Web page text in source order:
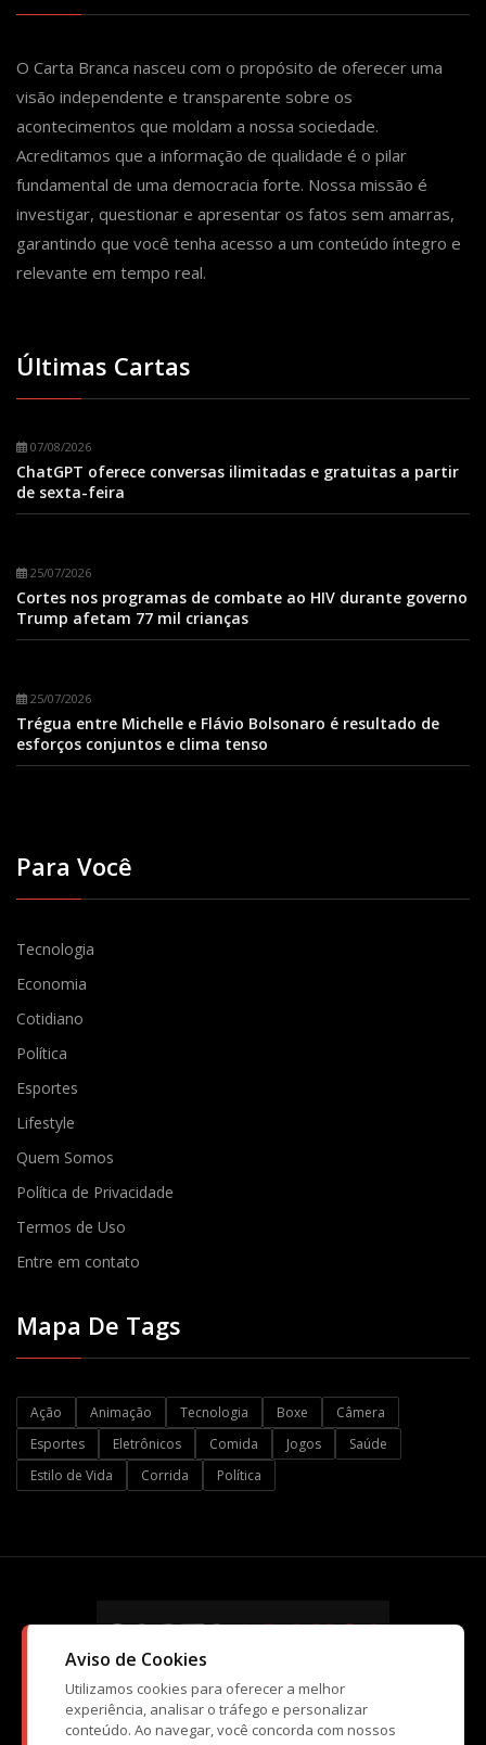
O Carta Branca nasceu com o propósito de oferecer uma
visão independente e transparente sobre os
acontecimentos que moldam a nossa sociedade.
Acreditamos que a informação de qualidade é o pilar
fundamental de uma democracia forte. Nossa missão é
investigar, questionar e apresentar os fatos sem amarras,
garantindo que você tenha acesso a um conteúdo íntegro e
relevante em tempo real.
Últimas Cartas
07/08/2026
ChatGPT oferece conversas ilimitadas e gratuitas a partir
de sexta-feira
25/07/2026
Cortes nos programas de combate ao HIV durante governo
Trump afetam 77 mil crianças
25/07/2026
Trégua entre Michelle e Flávio Bolsonaro é resultado de
esforços conjuntos e clima tenso
Para Você
Tecnologia
Economia
Cotidiano
Política
Esportes
Lifestyle
Quem Somos
Política de Privacidade
Termos de Uso
Entre em contato
Mapa De Tags
Ação Animação Tecnologia Boxe
Câmera
Esportes
Eletrônicos Comida Jogos
Saúde
Estilo de Vida
Corrida Política
Aviso de Cookies
Utilizamos cookies para oferecer a melhor
experiência, analisar o tráfego e personalizar
conteúdo. Ao navegar, você concorda com nossos